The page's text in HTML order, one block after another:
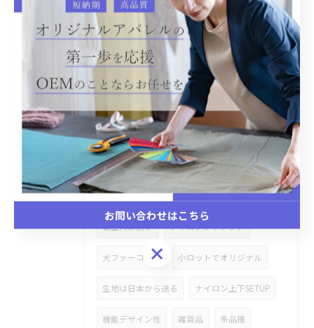
デニムセットアップ バックプリント
温泉着 リラックス CAP
デニム素材 OEM生産
オリジナルOEM生産 犬、猫ベット
Gジャン 市場商品カスタマイズ
切り替えシャツ、セーター あり生地
切り替えワンピース ペットのパーカー
御主人お揃い ナイロンジャケット
犬ファーコート 小ロットでオリジナル
生地は日本から送る ナイロン上下SETUP
機能デザイン性 雑貨品 多品種
お問い合わせはこちら
お問い合わせはこちら